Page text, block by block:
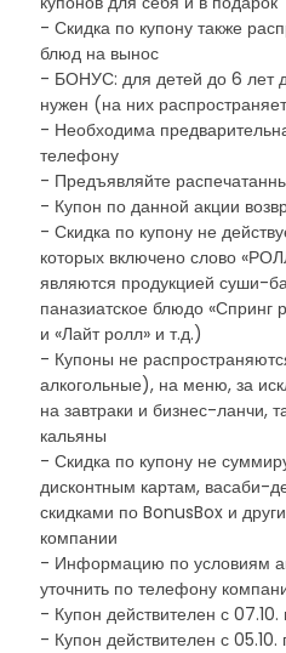
- Скидка по купону также
блюд на вынос
- БОНУС: для детей до 6 лет
нужен (на них
- Необходима
телефону
- Предъявляйте
- Купон по данной акции
- Скидка по купону не
которых включено слово
являются продукцией суши-
паназиатское блюдо «Спринг
и «Лайт ролл» и т.д.)
- Купоны не
алкогольные), на меню, за
на завтраки и бизнес-ланчи,
кальяны
- Скидка по купону не
дисконтным картам, васаби-
скидками по BonusBox и
компании
- Информацию по условиям
уточнить по телефону
- Купон действителен с 07.10.
- Купон действителен с 05.10.